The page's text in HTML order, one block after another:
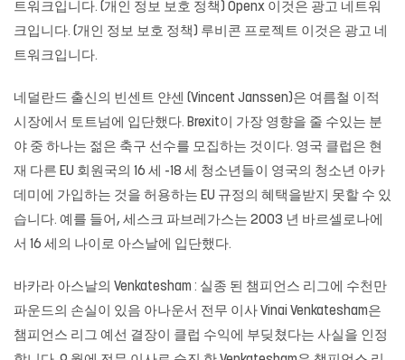
트워크입니다. (개인 정보 보호 정책) Openx 이것은 광고 네트워
크입니다. (개인 정보 보호 정책) 루비콘 프로젝트 이것은 광고 네
트워크입니다.
네덜란드 출신의 빈센트 얀센 (Vincent Janssen)은 여름철 이적
시장에서 토트넘에 입단했다. Brexit이 가장 영향을 줄 수있는 분
야 중 하나는 젊은 축구 선수를 모집하는 것이다. 영국 클럽은 현
재 다른 EU 회원국의 16 세 -18 세 청소년들이 영국의 청소년 아카
데미에 가입하는 것을 허용하는 EU 규정의 혜택을받지 못할 수 있
습니다. 예를 들어, 세스크 파브레가스는 2003 년 바르셀로나에
서 16 세의 나이로 아스날에 입단했다.
바카라 아스날의 Venkatesham : 실종 된 챔피언스 리그에 수천만
파운드의 손실이 있음 아나운서 전무 이사 Vinai Venkatesham은
챔피언스 리그 예선 결장이 클럽 수익에 부딪쳤다는 사실을 인정